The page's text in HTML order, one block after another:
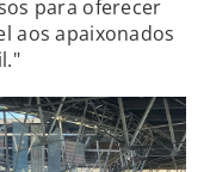
para oferecer
aos apaixonados